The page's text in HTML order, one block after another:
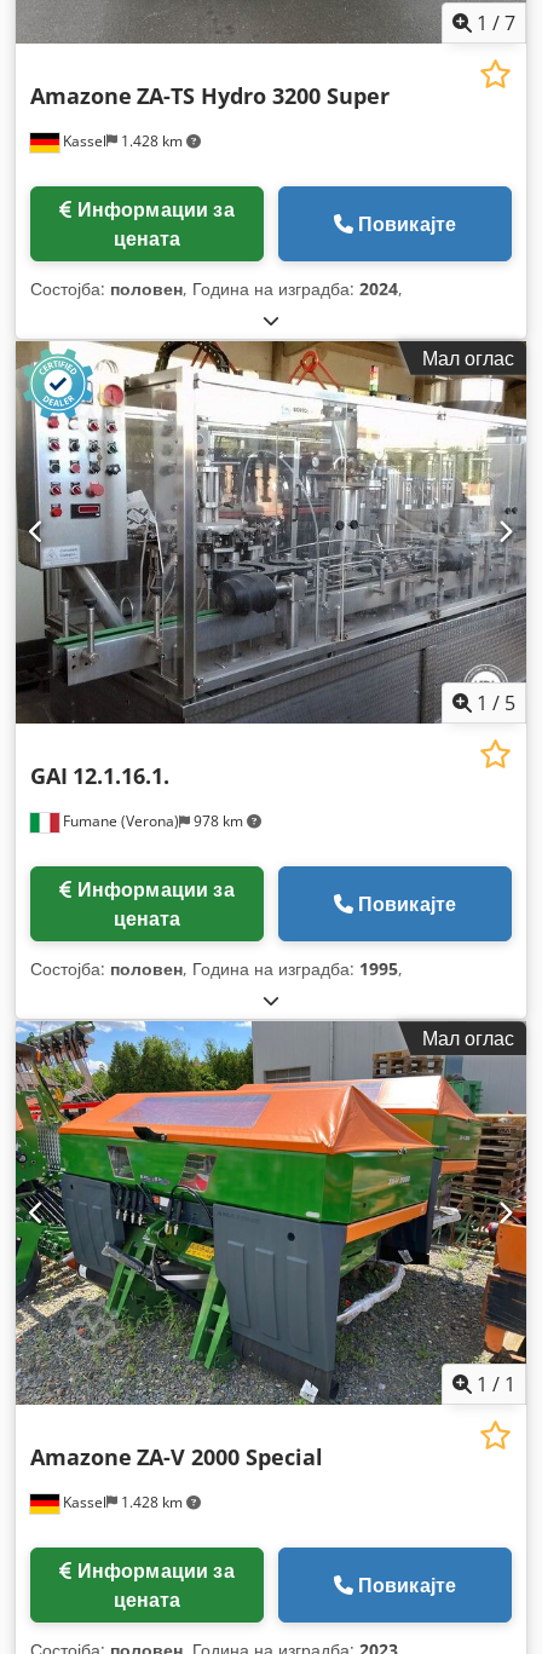
1 /7
Kassel 1.428 km
Amazone ZA-TS Hydro 3200 Super
цената
Повикајте
Состојба: половен, Година на изградба: 2024,
Мал оглас
1 / 5
Fumane (Verona) 978 km
GAI 12.1.16.1.
цената
Повикајте
Состојба: половен, Година на изградба: 1995,
Мал оглас
1 / 1
Kassel 1.428 km
Amazone ZA-V 2000 Special
цената
Повикајте